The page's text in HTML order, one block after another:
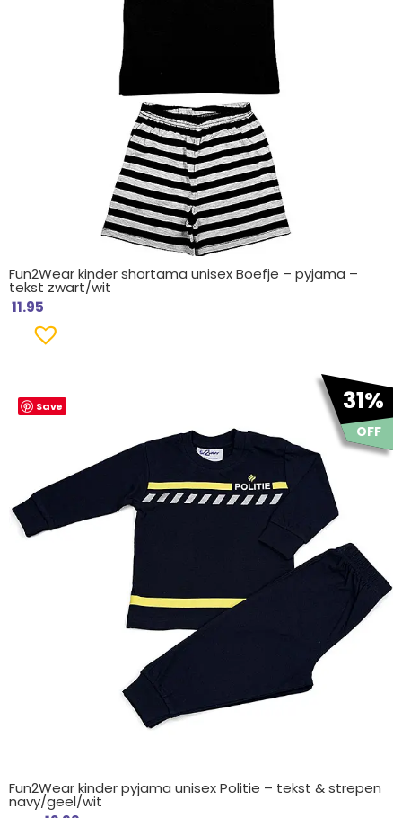
Fun2Wear kinder shortama unisex Boefje – pyjama –
tekst zwart/wit
11.95
Save 31%
OFF
Fun2Wear kinder pyjama unisex Politie – tekst & strepen
navy/geel/wit
Oorspronkelijke
prijs
€ 12.99.